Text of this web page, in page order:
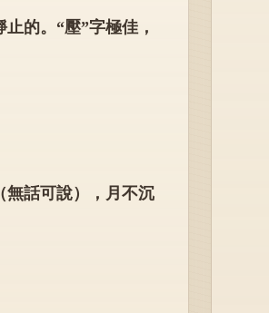
的。“壓”字極佳，
無話可說），月不沉